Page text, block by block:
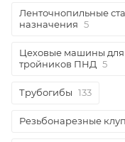
Ленточнопильные
назначения 5
Цеховые машины для
тройников ПНД 5
Трубогибы 133
Резьбонарезные